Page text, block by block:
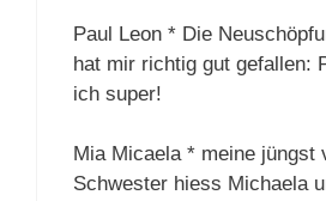
Paul Leon * Die
hat mir richtig gut gefallen:
ich super!
Mia Micaela * meine jüngst
Schwester hiess Michaela